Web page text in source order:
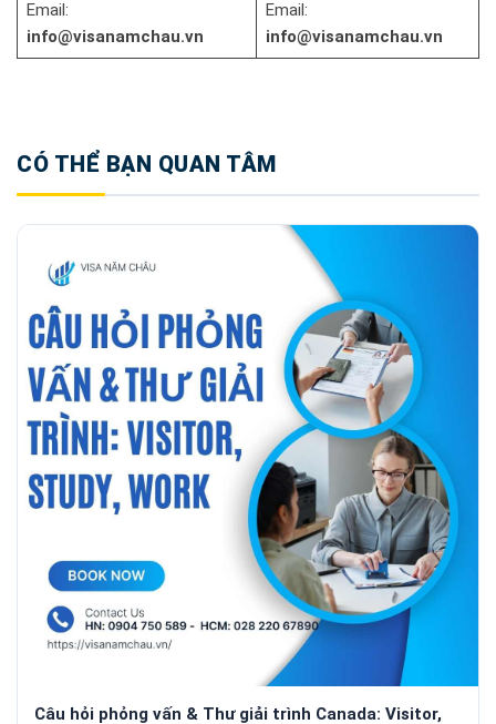
Email:
info@visanamchau.vn
Email:
info@visanamchau.vn
CÓ THỂ BẠN QUAN TÂM
Câu hỏi phỏng vấn & Thư giải trình Canada: Visitor,